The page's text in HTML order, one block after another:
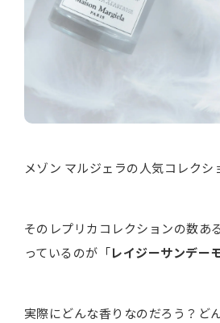
メゾン マルジェラの人気コレクシ
そのレプリカコレクションの数あ
っているのが「レイジーサンデー
実際にどんな香りなのだろう？ど